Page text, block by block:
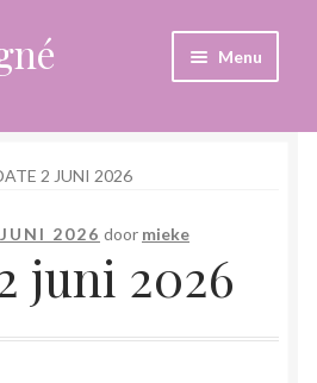
Menu
veranderende tijd
2 JUNI 2026
2026 door mieke
juni 2026